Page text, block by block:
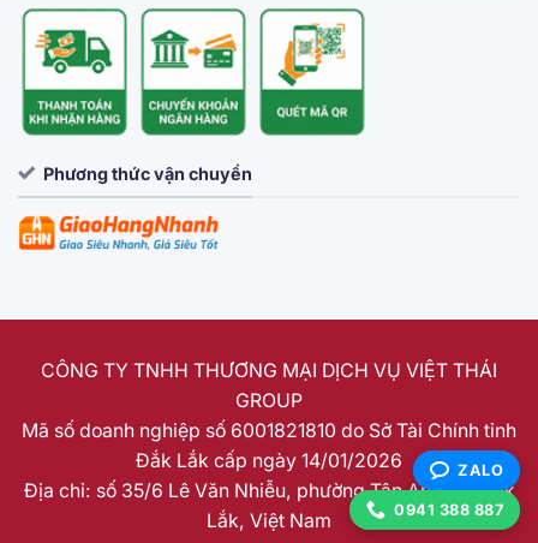
Phương thức vận chuyển
CÔNG TY TNHH THƯƠNG MẠI DỊCH VỤ VIỆT THÁI
GROUP
Mã số doanh nghiệp số 6001821810 do Sở Tài Chính tỉnh
Đắk Lắk cấp ngày 14/01/2026
Địa chỉ: số 35/6 Lê Văn Nhiễu, phường Tân An, tỉnh Đắk
Lắk, Việt Nam
ZALO
0941 388 887